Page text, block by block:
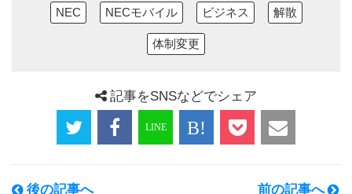
NEC NECモバイル ビジネス 解散
体制変更
記事をSNSなどでシェア
後の記事へ 前の記事へ